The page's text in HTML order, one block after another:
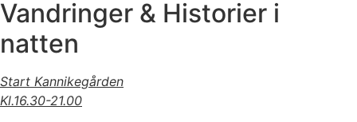
Vandringer & Historier i
natten
Start Kannikegården
Kl.16.30-21.00